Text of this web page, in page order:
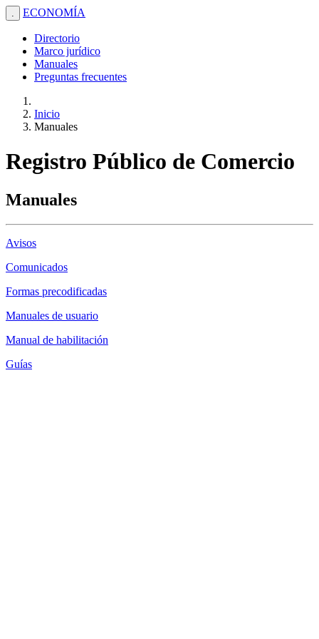
. ECONOMÍA
Directorio
Marco jurídico
Manuales
Preguntas frecuentes
Inicio
Manuales
Registro Público de Comercio
Manuales
Avisos
Comunicados
Formas precodificadas
Manuales de usuario
Manual de habilitación
Guías